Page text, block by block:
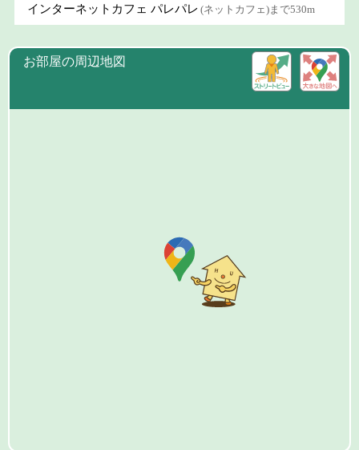
インターネットカフェ パレパレ (ネットカフェ)まで530m
お部屋の周辺地図